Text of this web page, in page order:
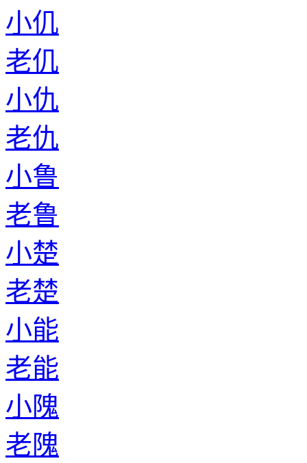
小仉
老仉
小仇
老仇
小鲁
老鲁
小楚
老楚
小能
老能
小隗
老隗